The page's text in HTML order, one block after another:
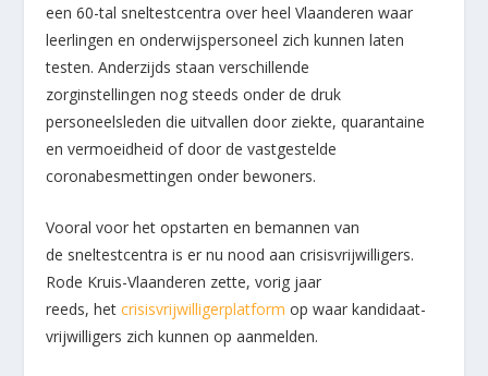
een 60-tal sneltestcentra over heel Vlaanderen waar
leerlingen en onderwijspersoneel zich kunnen laten
testen. Anderzijds staan verschillende
zorginstellingen nog steeds onder de druk
personeelsleden die uitvallen door ziekte, quarantaine
en vermoeidheid of door de vastgestelde
coronabesmettingen onder bewoners.
Vooral voor het opstarten en bemannen van
de sneltestcentra is er nu nood aan crisisvrijwilligers.
Rode Kruis-Vlaanderen zette, vorig jaar
reeds, hetcrisisvrijwilligerplatformop waar kandidaat-
vrijwilligers zich kunnen op aanmelden.